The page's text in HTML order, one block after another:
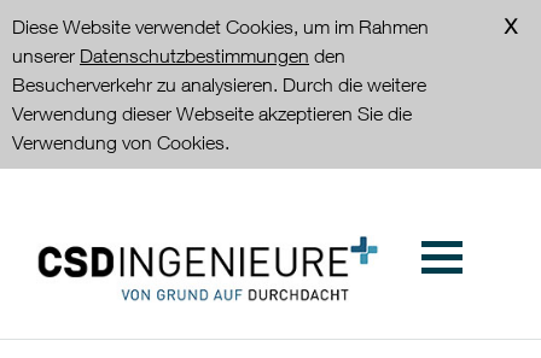
Diese Website verwendet Cookies, um im Rahmen
unserer Datenschutzbestimmungen den
Besucherverkehr zu analysieren. Durch die weitere
Verwendung dieser Webseite akzeptieren Sie die
Verwendung von Cookies.